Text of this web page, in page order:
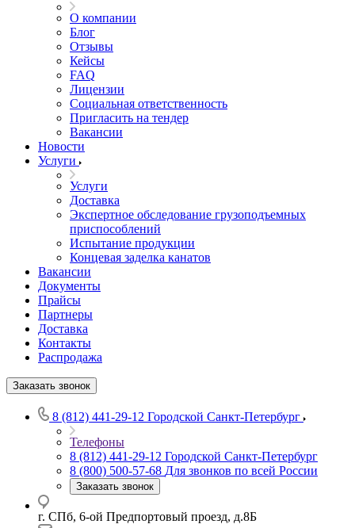
О компании
Блог
Отзывы
Кейсы
FAQ
Лицензии
Социальная ответственность
Пригласить на тендер
Вакансии
Новости
Услуги
Услуги
Доставка
Экспертное обследование грузоподъемных
приспособлений
Испытание продукции
Концевая заделка канатов
Вакансии
Документы
Прайсы
Партнеры
Доставка
Контакты
Распродажа
Заказать звонок
8 (812) 441-29-12 Городской Санкт-Петербург
Телефоны
8 (812) 441-29-12 Городской Санкт-Петербург
8 (800) 500-57-68 Для звонков по всей России
Заказать звонок
г. СПб, 6-ой Предпортовый проезд, д.8Б